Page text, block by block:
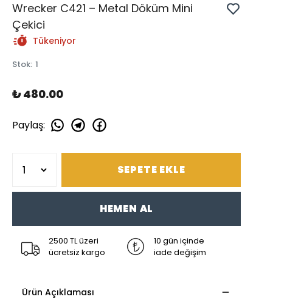
Wrecker C421 – Metal Döküm Mini
Çekici
Tükeniyor
Stok: 1
₺ 480.00
Paylaş:
SEPETE EKLE
HEMEN AL
2500 TL üzeri
ücretsiz kargo
10 gün içinde
iade değişim
Ürün Açıklaması